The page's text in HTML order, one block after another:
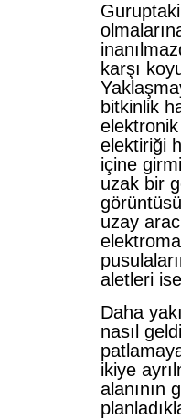
karşı
bitkinlik
elektiriği
içine
uzak bir
uzay
aletleri
Daha
nasıl
ikiye
alanının